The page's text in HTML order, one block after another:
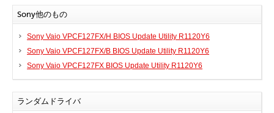
表計算ファイル
システムファイル
テキストファイル
ベクトル画像ファイル
動画ファイル
ドライバのカテゴリー
Sony他のもの
Sony Vaio VPCF127FX/H BIOS Update Utility R1120Y6
Sony Vaio VPCF127FX/B BIOS Update Utility R1120Y6
Sony Vaio VPCF127FX BIOS Update Utility R1120Y6
ランダムドライバ